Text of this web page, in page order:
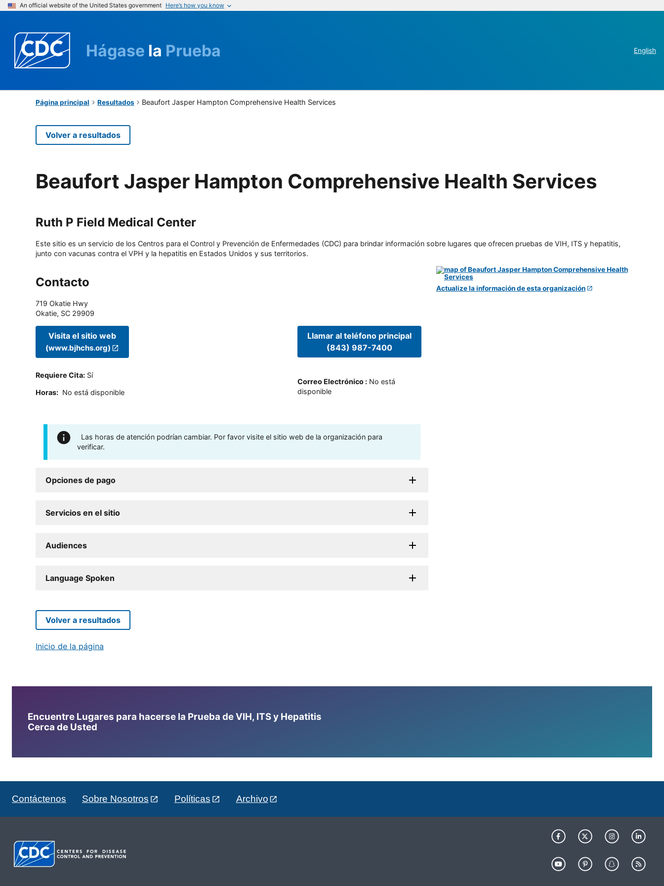
An official website of the United States government Here’s how you know
Hágase la Prueba English
Página principal Resultados Beaufort Jasper Hampton Comprehensive Health Services
Volver a resultados
Beaufort Jasper Hampton Comprehensive Health Services
Ruth P Field Medical Center
Este sitio es un servicio de los Centros para el Control y Prevención de Enfermedades (CDC) para brindar información sobre lugares que ofrecen pruebas de VIH, ITS y hepatitis,
junto con vacunas contra el VPH y la hepatitis en Estados Unidos y sus territorios.
Contacto
719 Okatie Hwy
Okatie, SC 29909
Visita el sitio web
(www.bjhchs.org)
Requiere Cita: Sí
Horas: No está disponible
Llamar al teléfono principal
(843) 987-7400
Correo Electrónico: No está
disponible
Las horas de atención podrían cambiar. Por favor visite el sitio web de la organización para
verificar.
Opciones de pago
Servicios en el sitio
Audiences
Language Spoken
Actualize la información de esta organización
Volver a resultados
Inicio de la página
Encuentre Lugares para hacerse la Prueba de VIH, ITS y Hepatitis
Cerca de Usted
Contáctenos Sobre Nosotros Políticas Archivo